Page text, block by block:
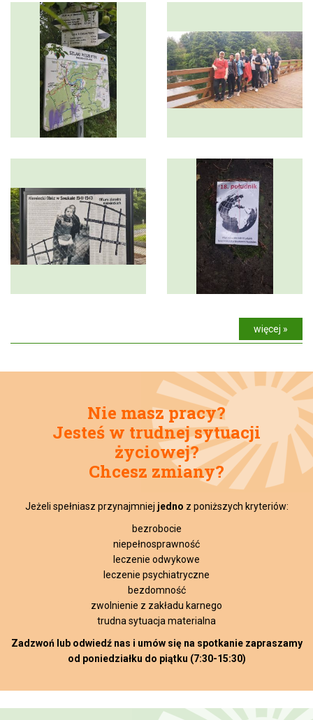
więcej »
Nie masz pracy?
Jesteś w trudnej sytuacji
życiowej?
Chcesz zmiany?
Jeżeli spełniasz przynajmniej jedno z poniższych kryteriów:
bezrobocie
niepełnosprawność
leczenie odwykowe
leczenie psychiatryczne
bezdomność
zwolnienie z zakładu karnego
trudna sytuacja materialna
Zadzwoń lub odwiedź nas i umów się na spotkanie zapraszamy
od poniedziałku do piątku (7:30-15:30)